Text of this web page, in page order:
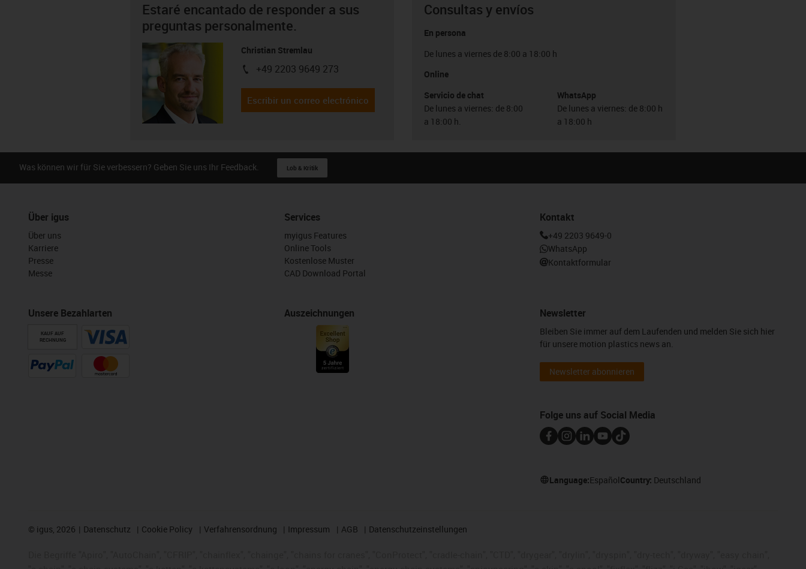
Estaré encantado de responder a sus
preguntas personalmente.
Christian Stremlau
igus-icon-phone
+49 2203 9649 273
Escribir un correo electrónico
Consultas y envíos
En persona
De lunes a viernes de 8:00 a 18:00 h
Online
Servicio de chat
De lunes a viernes: de 8:00
a 18:00 h.
WhatsApp
De lunes a viernes: de 8:00 h
a 18:00 h
Was können wir für Sie verbessern? Geben Sie uns Ihr Feedback. Lob & Kritik
Über igus
Über uns
Karriere
Presse
Messe
Unsere Bezahlarten
KAUF AUF
RECHNUNG
Services
myigus Features
Online Tools
Kostenlose Muster
CAD Download Portal
Auszeichnungen
Kontakt
+49 2203 9649-0
WhatsApp
Kontaktformular
Newsletter
Bleiben Sie immer auf dem Laufenden und melden Sie sich hier
für unsere motion plastics news an.
Newsletter abonnieren
Folge uns auf Social Media
Language:EspañolCountry: Deutschland
© igus, 2026 Datenschutz Cookie Policy Verfahrensordnung Impressum AGB Datenschutzeinstellungen